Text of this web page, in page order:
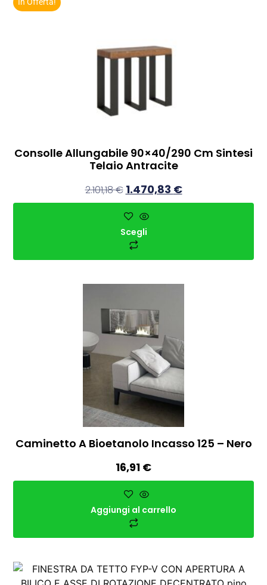
Consolle Allungabile 90×40/290 Cm Sintesi
Telaio Antracite
2.101,18€ 1.470,83 €
Scegli
Caminetto A Bioetanolo Incasso 125 – Nero
16,91 €
Aggiungi al carrello